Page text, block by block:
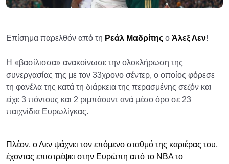
Επίσημα παρελθόν από τη Ρεάλ Μαδρίτης ο Άλεξ Λεν!
Η «βασίλισσα» ανακοίνωσε την ολοκλήρωση της
συνεργασίας της με τον 33χρονο σέντερ, ο οποίος φόρεσε
τη φανέλα της κατά τη διάρκεια της περασμένης σεζόν και
είχε 3 πόντους και 2 ριμπάουντ ανά μέσο όρο σε 23
παιχνίδια Ευρωλίγκας.
Πλέον, ο Λεν ψάχνει τον επόμενο σταθμό της καριέρας του,
έχοντας επιστρέψει στην Ευρώπη από το ΝΒΑ το